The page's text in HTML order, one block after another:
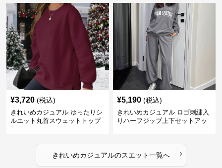
¥3,720 (税込)
きれいめカジュアル ゆったりシ
ルエット丸首スウェットトップ
¥5,190 (税込)
きれいめカジュアル ロゴ刺繍入
りハーフジップ上下セットアッ
きれいめカジュアルのスエット一覧へ ›